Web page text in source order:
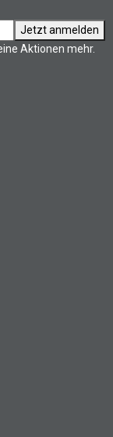
Jetzt anmelden
Aktionen mehr.